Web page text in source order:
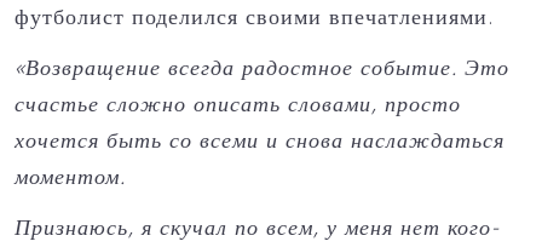
футболист поделился своими впечатлениями.
«Возвращение всегда радостное событие. Это
счастье сложно описать словами, просто
хочется быть со всеми и снова наслаждаться
моментом.
Признаюсь, я скучал по всем, у меня нет кого-